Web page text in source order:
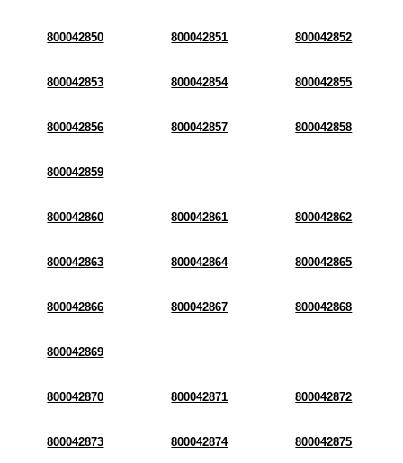
800042850 800042851 800042852
800042853 800042854 800042855
800042856 800042857 800042858
800042859
800042860 800042861 800042862
800042863 800042864 800042865
800042866 800042867 800042868
800042869
800042870 800042871 800042872
800042873 800042874 800042875